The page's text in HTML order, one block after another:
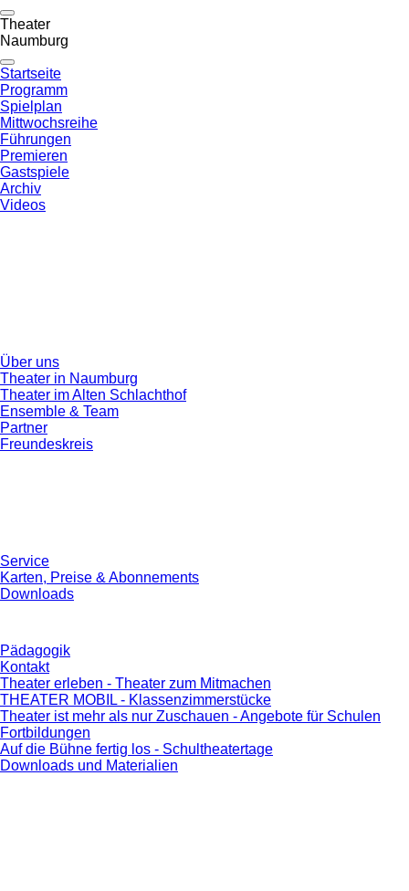
Theater
Naumburg
Startseite
Programm
Spielplan
Mittwochsreihe
Führungen
Premieren
Gastspiele
Archiv
Videos
Über uns
Theater in Naumburg
Theater im Alten Schlachthof
Ensemble & Team
Partner
Freundeskreis
Service
Karten, Preise & Abonnements
Downloads
Pädagogik
Kontakt
Theater erleben - Theater zum Mitmachen
THEATER MOBIL - Klassenzimmerstücke
Theater ist mehr als nur Zuschauen - Angebote für Schulen
Fortbildungen
Auf die Bühne fertig los - Schultheatertage
Downloads und Materialien